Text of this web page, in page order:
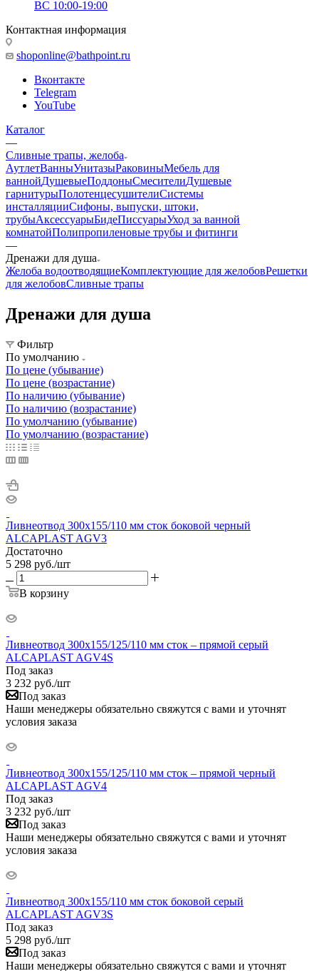
ВС 10:00-19:00
Контактная информация
shoponline@bathpoint.ru
Вконтакте
Telegram
YouTube
Каталог
—
Сливные трапы, желоба
АутлетВанныУнитазыРаковиныМебель для
ваннойДушевыеПоддоныСмесителиДушевые
гарнитурыПолотенцесушителиСистемы
инсталляцииСифоны, выпуски, штоки,
трубыАксессуарыБидеПиссуарыУход за ванной
комнатойПолипропиленовые трубы и фитинги
—
Дренажи для душа
Желоба водоотводящиеКомплектующие для желобовРешетки
для желобовСливные трапы
Дренажи для душа
Фильтр
По умолчанию
По цене (убывание)
По цене (возрастание)
По наличию (убывание)
По наличию (возрастание)
По умолчанию (убывание)
По умолчанию (возрастание)
Ливнеотвод 300х155/110 мм сток боковой черный
ALCAPLAST AGV3
Достаточно
5 298 руб./шт
В корзину
Ливнеотвод 300х155/125/110 мм сток – прямой серый
ALCAPLAST AGV4S
Под заказ
3 232 руб./шт
Под заказ
Наши менеджеры обязательно свяжутся с вами и уточнят
условия заказа
Ливнеотвод 300х155/125/110 мм сток – прямой черный
ALCAPLAST AGV4
Под заказ
3 232 руб./шт
Под заказ
Наши менеджеры обязательно свяжутся с вами и уточнят
условия заказа
Ливнеотвод 300х155/110 мм сток боковой серый
ALCAPLAST AGV3S
Под заказ
5 298 руб./шт
Под заказ
Наши менеджеры обязательно свяжутся с вами и уточнят